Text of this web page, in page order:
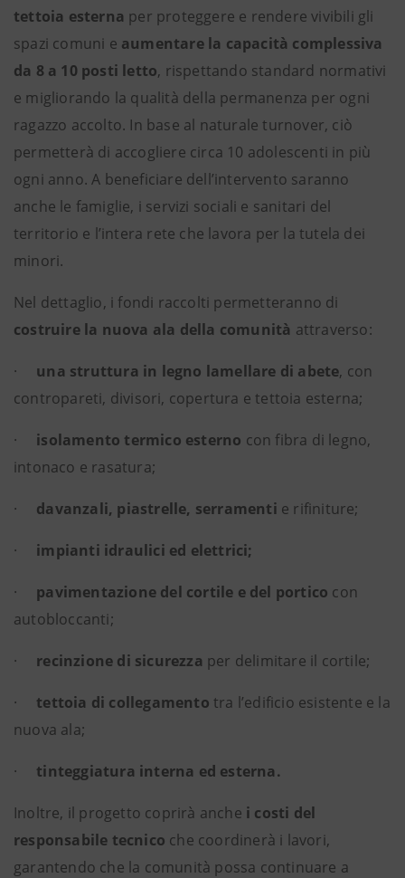
tettoia esterna per proteggere e rendere vivibili gli
spazi comuni e aumentare la capacità complessiva
da 8 a 10 posti letto, rispettando standard normativi
e migliorando la qualità della permanenza per ogni
ragazzo accolto. In base al naturale turnover, ciò
permetterà di accogliere circa 10 adolescenti in più
ogni anno. A beneficiare dell’intervento saranno
anche le famiglie, i servizi sociali e sanitari del
territorio e l’intera rete che lavora per la tutela dei
minori.
Nel dettaglio, i fondi raccolti permetteranno di
costruire la nuova ala della comunità attraverso:
· una struttura in legno lamellare di abete, con
contropareti, divisori, copertura e tettoia esterna;
· isolamento termico esterno con fibra di legno,
intonaco e rasatura;
· davanzali, piastrelle, serramenti e rifiniture;
· impianti idraulici ed elettrici;
· pavimentazione del cortile e del portico con
autobloccanti;
· recinzione di sicurezza per delimitare il cortile;
· tettoia di collegamento tra l’edificio esistente e la
nuova ala;
· tinteggiatura interna ed esterna.
Inoltre, il progetto coprirà anche i costi del
responsabile tecnico che coordinerà i lavori,
garantendo che la comunità possa continuare a